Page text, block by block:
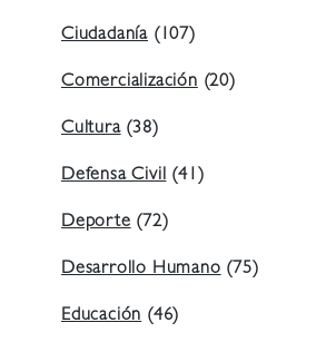
Ciudadanía (107)
Comercialización(20)
Cultura(38)
Defensa Civil(41)
Deporte(72)
Desarrollo Humano(75)
Educación(46)